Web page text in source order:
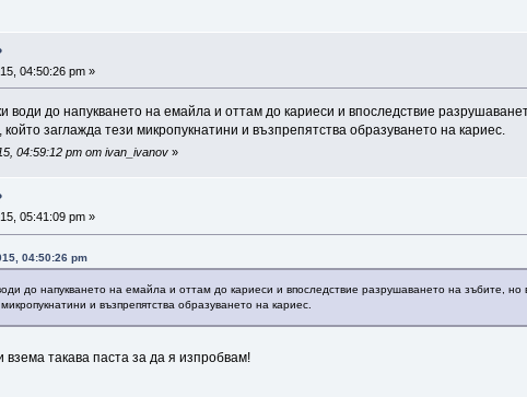
04:50:26 pm »
води до напукването на емайла и оттам до кариеси и впоследствие
заглажда тези микропукнатини и възпрепятства образуването на кариес.
04:59:12 pm от ivan_ivanov»
05:41:09 pm »
04:50:26 pm
до напукването на емайла и оттам до кариеси и впоследствие разрушаването на зъбите,
и възпрепятства образуването на кариес.
такава паста за да я изпробвам!